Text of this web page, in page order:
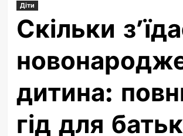
Діти
Скільки
дитина:
гід для